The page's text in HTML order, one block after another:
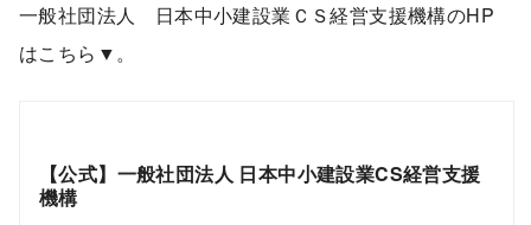
一般社団法人 日本中小建設業ＣＳ経営支援機構のHP
はこちら▼。
【公式】一般社団法人 日本中小建設業CS経営支援
機構